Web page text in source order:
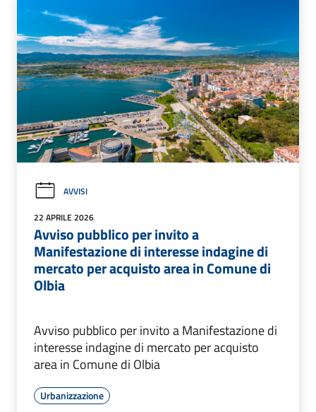
AVVISI
22 APRILE 2026
Avviso pubblico per invito a
Manifestazione di interesse indagine di
mercato per acquisto area in Comune di
Olbia
Avviso pubblico per invito a Manifestazione di
interesse indagine di mercato per acquisto
area in Comune di Olbia
Urbanizzazione